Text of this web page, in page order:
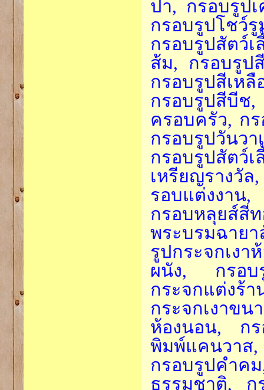
ปา, กรอบรูป
กรอบรูปโชว์
กรอบรูปสัตว์
ส้ม, กรอบรูป
กรอบรูปสีเหลื
กรอบรูปสีบี
ครอบครัว, ก
กรอบรูปวันว
กรอบรูปสัต
เหรียญรางวั
รอบแต่งงาน
กรอบหลุยส์สี
พระบรมฉาย
รูปกระจกเงา
ผนัง, กรอบ
กระจกแต่งร้
กระจกเงาขน
ห้องนอน, กร
พิมพ์แคนวาส,
กรอบรูปค
ธรรมชาติ, ก